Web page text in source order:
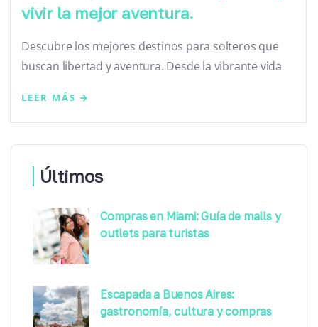
vivir la mejor aventura.
Descubre los mejores destinos para solteros que
buscan libertad y aventura. Desde la vibrante vida
LEER MÁS
Últimos
Compras en Miami: Guía de malls y
outlets para turistas
Escapada a Buenos Aires:
gastronomía, cultura y compras